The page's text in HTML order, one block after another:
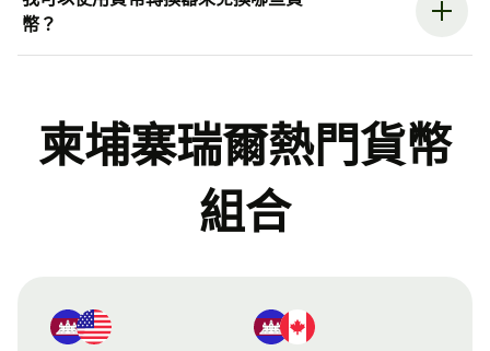
幣？
柬埔寨瑞爾熱門貨幣
組合